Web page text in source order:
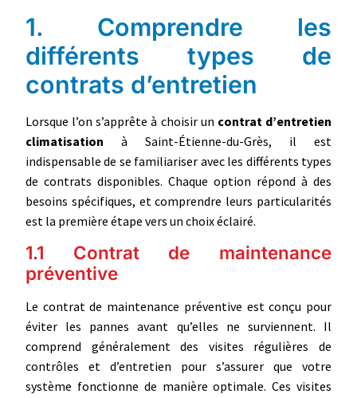
1. Comprendre les
différents types de
contrats d’entretien
Lorsque l’on s’apprête à choisir un contrat d’entretien
climatisation à Saint-Étienne-du-Grès, il est
indispensable de se familiariser avec les différents types
de contrats disponibles. Chaque option répond à des
besoins spécifiques, et comprendre leurs particularités
est la première étape vers un choix éclairé.
1.1 Contrat de maintenance
préventive
Le contrat de maintenance préventive est conçu pour
éviter les pannes avant qu’elles ne surviennent. Il
comprend généralement des visites régulières de
contrôles et d’entretien pour s’assurer que votre
système fonctionne de manière optimale. Ces visites